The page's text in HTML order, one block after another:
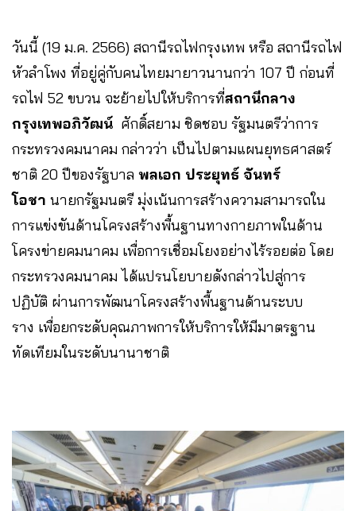
วันนี้ (19 ม.ค. 2566) สถานีรถไฟกรุงเทพ หรือ สถานีรถไฟ
หัวลำโพง ที่อยู่คู่กับคนไทยมายาวนานกว่า 107 ปี ก่อนที่
รถไฟ 52 ขบวน จะย้ายไปให้บริการที่สถานีกลาง
กรุงเทพอภิวัฒน์ ศักดิ์สยาม ชิดชอบ รัฐมนตรีว่าการ
กระทรวงคมนาคม กล่าวว่า เป็นไปตามแผนยุทธศาสตร์
ชาติ 20 ปีของรัฐบาล พลเอก ประยุทธ์ จันทร์
โอชา นายกรัฐมนตรี มุ่งเน้นการสร้างความสามารถใน
การแข่งขันด้านโครงสร้างพื้นฐานทางกายภาพในด้าน
โครงข่ายคมนาคม เพื่อการเชื่อมโยงอย่างไร้รอยต่อ โดย
กระทรวงคมนาคม ได้แปรนโยบายดังกล่าวไปสู่การ
ปฏิบัติ ผ่านการพัฒนาโครงสร้างพื้นฐานด้านระบบ
ราง เพื่อยกระดับคุณภาพการให้บริการให้มีมาตรฐาน
ทัดเทียมในระดับนานาชาติ